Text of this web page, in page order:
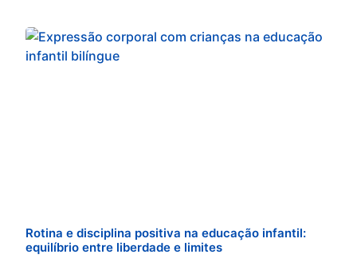
Rotina e disciplina positiva na educação infantil:
equilíbrio entre liberdade e limites